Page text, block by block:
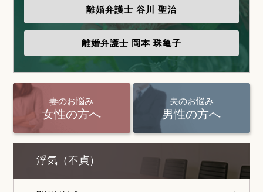
離婚弁護士 谷川 聖治
離婚弁護士 岡本 珠亀子
妻のお悩み
女性の方へ
夫のお悩み
男性の方へ
浮気（不貞）